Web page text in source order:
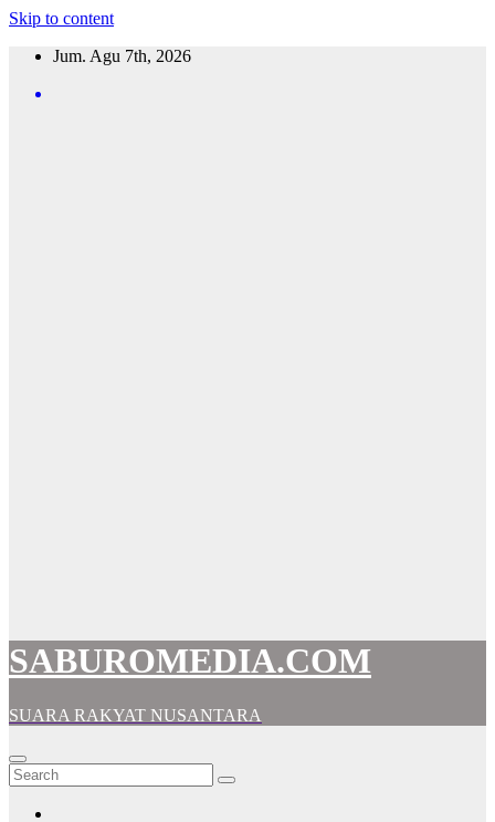
Skip to content
Jum. Agu 7th, 2026
SABUROMEDIA.COM
SUARA RAKYAT NUSANTARA